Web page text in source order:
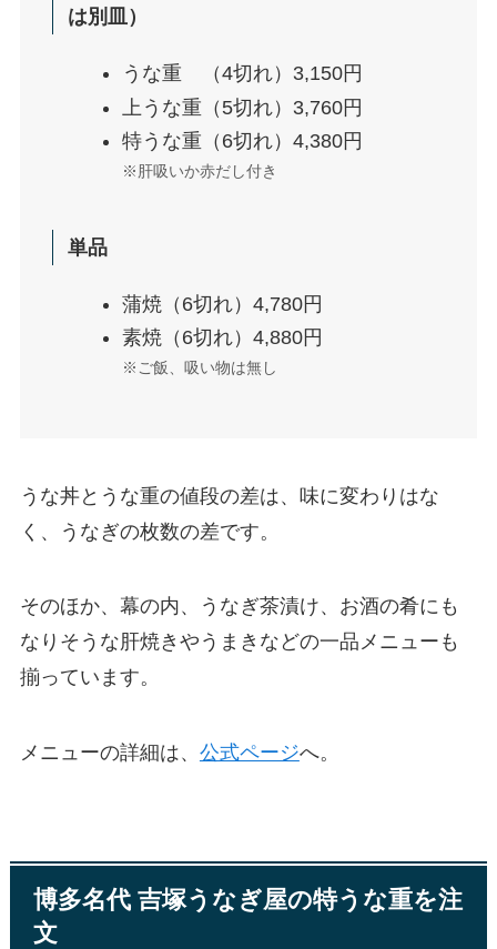
は別皿）
うな重 （4切れ）3,150円
上うな重（5切れ）3,760円
特うな重（6切れ）4,380円
※肝吸いか赤だし付き
単品
蒲焼（6切れ）4,780円
素焼（6切れ）4,880円
※ご飯、吸い物は無し
うな丼とうな重の値段の差は、味に変わりはな
く、うなぎの枚数の差です。
そのほか、幕の内、うなぎ茶漬け、お酒の肴にも
なりそうな肝焼きやうまきなどの一品メニューも
揃っています。
メニューの詳細は、 公式ページへ。
博多名代 吉塚うなぎ屋の特うな重を注
文